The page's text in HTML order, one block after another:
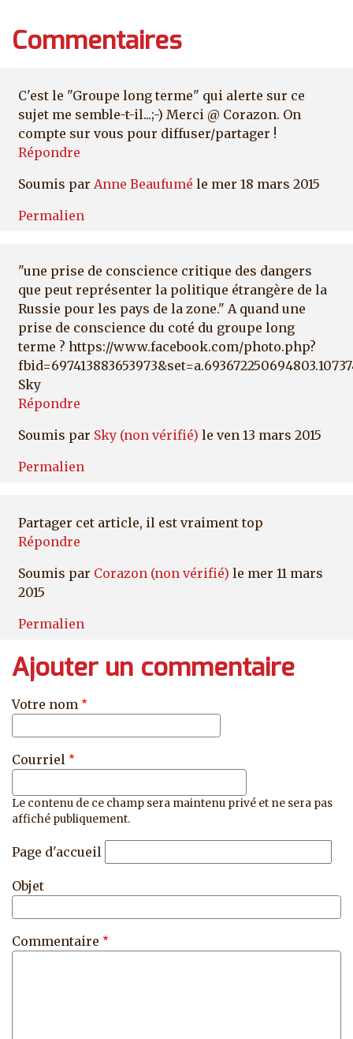
Commentaires
C'est le "Groupe long terme" qui alerte sur ce
sujet me semble-t-il...;-) Merci @ Corazon. On
compte sur vous pour diffuser/partager !
Répondre
Soumis par Anne Beaufumé le mer 18 mars 2015
Permalien
"une prise de conscience critique des dangers
que peut représenter la politique étrangère de la
Russie pour les pays de la zone." A quand une
prise de conscience du coté du groupe long
terme ? https://www.facebook.com/photo.php?
Sky
Répondre
Soumis par Sky (non vérifié) le ven 13 mars 2015
Permalien
Partager cet article, il est vraiment top
Répondre
Soumis par Corazon (non vérifié) le mer 11 mars
2015
Permalien
Ajouter un commentaire
Votre nom
Courriel
Le contenu de ce champ sera maintenu privé et ne sera pas
affiché publiquement.
Page d'accueil
Objet
Commentaire